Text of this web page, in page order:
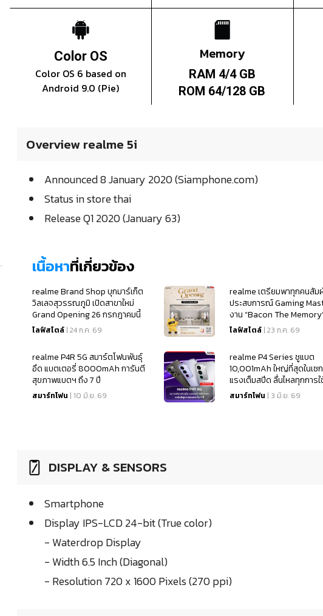
Color OS
Color OS 6 based on
Android 9.0 (Pie)
Memory
RAM 4/4 GB
ROM 64/128 GB
Overview realme 5i
Announced 8 January 2020 (Siamphone.com)
Status in store thai
Release Q1 2020 (January 63)
เนื้อหาที่เกี่ยวข้อง
realme Brand Shop บุกมาร์เก็ต
วิลเลจสุวรรณภูมิ เปิดสาขาใหม่
Grand Opening 26 กรกฎาคมนี้
ไลฟ์สไตล์ | 24 ก.ค. 69
realme เตรียมพาทุกคนสัม
ประสบการณ์ Gaming
งาน “Bacon The
ไลฟ์สไตล์ | 23 ก.ค. 69
realme P4R 5G สมาร์ตโฟนพันธุ์
อึด แบตเตอรี่ 8000mAh การันตี
สุขภาพแบตฯ ถึง 7 ปี
สมาร์ทโฟน | 10 มิ.ย. 69
realme P4 Series ชูแบต
10,001mAh ใหญ่ที่สุดในเซ
แรงเต็มสปีด ลื่นไหลทุกการใ
เริ่มต้น 4,499
สมาร์ทโฟน | 3 มิ.ย. 69
DISPLAY & SENSORS
Smartphone
Display IPS-LCD 24-bit (True color)
- Waterdrop Display
- Width 6.5 Inch (Diagonal)
- Resolution 720 x 1600 Pixels (270 ppi)